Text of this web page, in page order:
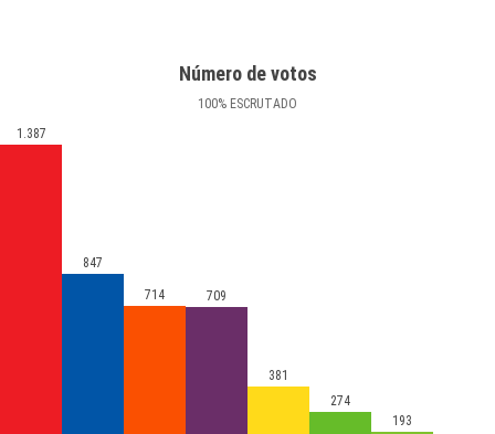
Número de votos
100% ESCRUTADO
1.387
847
714 709
381
274
193